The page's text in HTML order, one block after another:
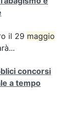
il 29 maggio
concorsi
a tempo